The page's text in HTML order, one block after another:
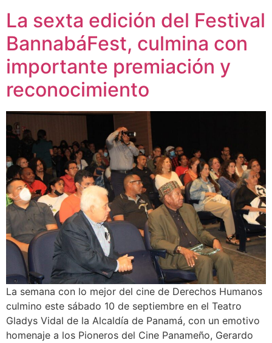
La sexta edición del Festival
BannabáFest, culmina con
importante premiación y
reconocimiento
La semana con lo mejor del cine de Derechos Humanos
culmino este sábado 10 de septiembre en el Teatro
Gladys Vidal de la Alcaldía de Panamá, con un emotivo
homenaje a los Pioneros del Cine Panameño, Gerardo